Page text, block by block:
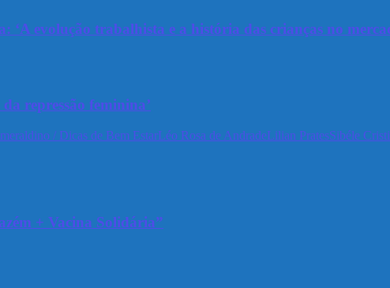
evolução trabalhista e a história das crianças no
repressão feminina’
/ Dicas de Bem EstarLéo Rosa de AndradeLilian PratesSibéle
+ Vacina Solidária”